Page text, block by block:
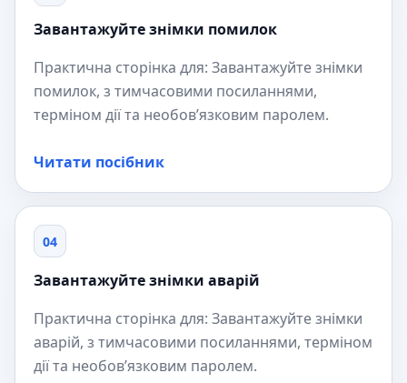
Завантажуйте знімки помилок
Практична сторінка для: Завантажуйте знімки
помилок, з тимчасовими посиланнями,
терміном дії та необов’язковим паролем.
Читати посібник
04
Завантажуйте знімки аварій
Практична сторінка для: Завантажуйте знімки
аварій, з тимчасовими посиланнями, терміном
дії та необов’язковим паролем.